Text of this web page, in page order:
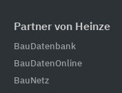
Partner von Heinze
BauDatenbank
BauDatenOnline
BauNetz